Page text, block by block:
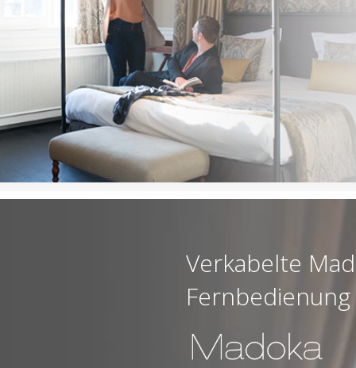
Verkabelte
Fernbedienung